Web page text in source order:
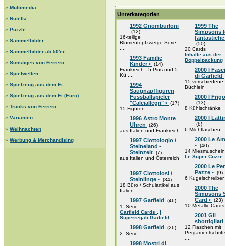
» Multimedia
» Nutella
» Puzzle
» Sammelbilder
» Sammelbilder ab 50'er
» Sonstiges von Ferrero
» Spielwelten
» Spielzeug aus dem Ei
» Spielzeug aus dem Ei (Euro)
» Trucks von Ferrero
» Varianten
» Weihnachten
» Werbung & Merchandising
Unterkategorien
1992 Gnomburloni
(12)
16-teilige
Blumentopfzwerge-Serie,
1993 Familie
Kinder • (14)
Frankreich - 5 Pins und 5
Kü ....
1994
Saugnapffiguren
Fussballspieler
"Calciallegri" • (17)
15 Figuren
1996 Astro Monte
Uhren
(26)
aus Italien und Frankreich
1997 Ciottologio /
Steineland -
Steinzeit (7)
aus Italien und Österreich
1997 Ciottolosi /
Steinlinge • (34)
18 Büro / Schulartikel aus
Italien ....
1997 Garfield
(46)
1. Serie
Garfield Cards
I
Superregali Garfield
1998 Garfield
(26)
2. Serie
1998 Mostri di
1999 The
Simpsons
fantastiche
(50)
20 Cards
Inhalte aus der
Doppelpackung
2000 I
di Garfield
15 verschiedene
Büchlein
2000 I
(13)
8 Kühlschränke
2000 I
(8)
6 Milchflaschen
2000 Le
• (40)
14 Miesmuscheln
Le Super Cozze
2000 Le
Pazze • (9)
6 Kugelschreiber
2000 The
Simpsons
Card • (23)
10 Metallic Cards
2001 Gli
sbottigliati
12 Flaschen mit